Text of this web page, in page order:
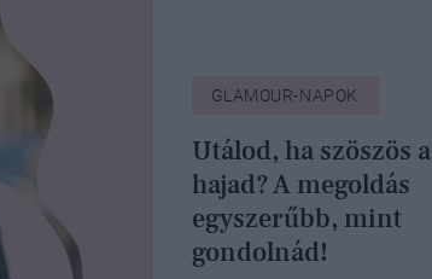
GLAMOUR-NAPOK
Utálod, ha szöszös a
hajad? A megoldás
egyszerűbb, mint
gondolnád!